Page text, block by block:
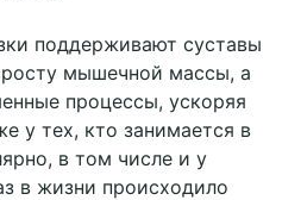
поддерживают суставы
мышечной массы, а
процессы, ускоряя
у тех, кто занимается в
в том числе и у
в жизни происходило